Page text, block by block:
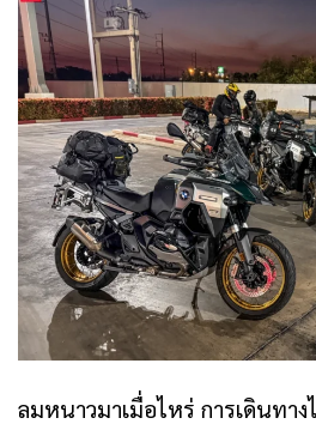
ลมหนาวมาเมื่อไหร่ การเดินทาง